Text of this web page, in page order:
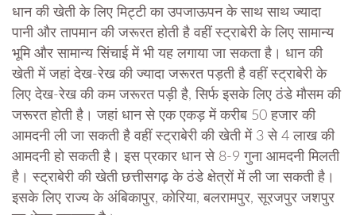
धान की खेती के लिए मिट्टी का उपजाऊपन के साथ साथ ज्यादा
पानी और तापमान की जरूरत होती है वहीं स्ट्राबेरी के लिए सामान्य
भूमि और सामान्य सिंचाई में भी यह लगाया जा सकता है। धान की
खेती में जहां देख-रेख की ज्यादा जरूरत पड़ती है वहीं स्ट्राबेरी के
लिए देख-रेख की कम जरूरत पड़ी है, सिर्फ इसके लिए ठंडे मौसम की
जरूरत होती है। जहां धान से एक एकड़ में करीब 50 हजार की
आमदनी ली जा सकती है वहीं स्ट्राबेरी की खेती में 3 से 4 लाख की
आमदनी हो सकती है। इस प्रकार धान से 8-9 गुना आमदनी मिलती
है। स्ट्राबेरी की खेती छत्तीसगढ़ के ठंडे क्षेत्रों में ली जा सकती है।
इसके लिए राज्य के अंबिकापुर, कोरिया, बलरामपुर, सूरजपुर जशपुर